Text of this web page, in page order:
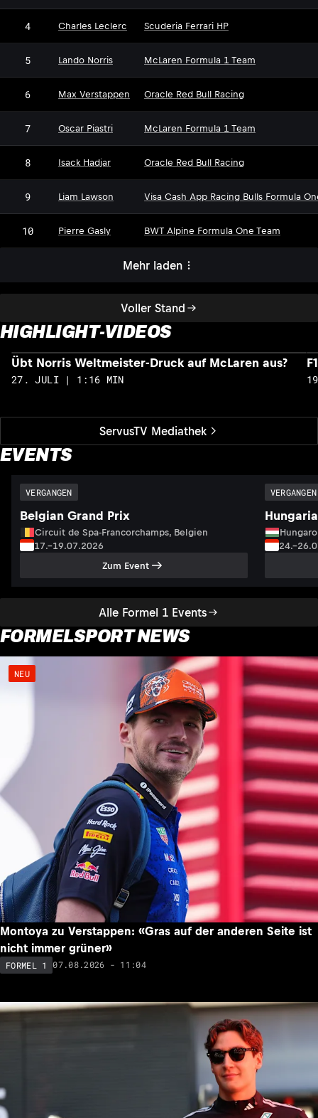
Voller Stand
4 Charles Leclerc Scuderia Ferrari HP
5 Lando Norris McLaren Formula 1 Team
6 Max Verstappen Oracle Red Bull Racing
7 Oscar Piastri McLaren Formula 1 Team
8 Isack Hadjar Oracle Red Bull Racing
9 Liam Lawson Visa Cash App Racing Bulls Formula
10 Pierre Gasly BWT Alpine Formula One Team
Mehr laden
HIGHLIGHT-VIDEOS
ServusTV Mediathek
Übt Norris Weltmeister-Druck auf McLaren aus?
27. JULI | 1:16 MIN
EVENTS
Alle Formel 1 Events
VERGANGEN
Belgian Grand Prix
Circuit de Spa-Francorchamps, Belgien
17.–19.07.2026
Zum Event
VERGANGEN
FORMELSPORT NEWS
NEU
Montoya zu Verstappen: «Gras auf der anderen Seite ist
nicht immer grüner»
FORMEL 1 07.08.2026 - 11:04